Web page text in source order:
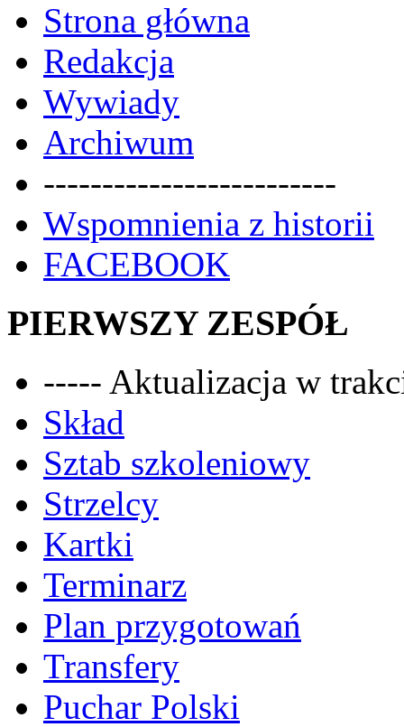
Strona główna
Redakcja
Wywiady
Archiwum
-------------------------
Wspomnienia z historii
FACEBOOK
PIERWSZY ZESPÓŁ
----- Aktualizacja w
Skład
Sztab szkoleniowy
Strzelcy
Kartki
Terminarz
Plan przygotowań
Transfery
Puchar Polski